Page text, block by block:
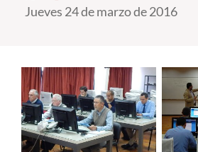
Jueves 24 de marzo de 2016